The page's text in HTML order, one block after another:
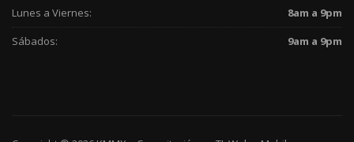
Lunes a Viernes:
8am a 9pm
Sábados:
9am a 9pm